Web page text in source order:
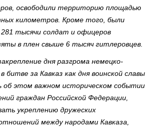
освободили территорию площадью
километров. Кроме того, были
тысячи солдат и офицеров
в плен свыше 6 тысяч гитлеровцев.
дня разгрома немецко-
битве за Кавказ как дня воинской славы
об этом важном историческом событии
граждан Российской Федерации,
укреплению дружеских
между народами Кавказа,